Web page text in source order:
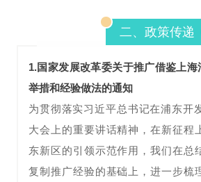
二、政策传递
1.国家发展改革委关于推广借鉴上
举措和经验做法的通知
为贯彻落实习近平总书记在浦东开
大会上的重要讲话精神，在新征程
东新区的引领示范作用，我们在总
复制推广经验的基础上，进一步梳